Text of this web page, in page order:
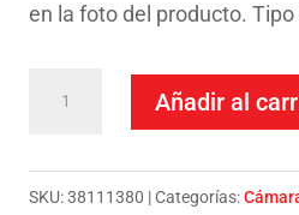
en la foto del producto. Tipo
2,25-
Añadir al
SKU:38111380 Categorías: